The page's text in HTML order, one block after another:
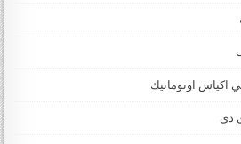
اكياس اوتوماتيك
دي